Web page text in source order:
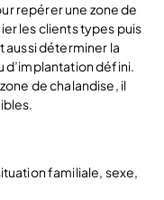
repérer une zone de
les clients types puis
aussi déterminer la
d’implantation défini.
de chalandise, il
familiale, sexe,